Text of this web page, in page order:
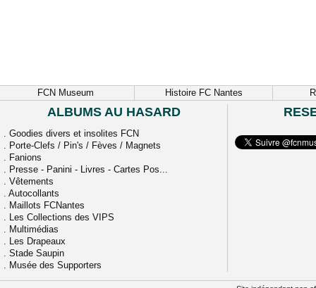
FCN Museum Histoire FC Nantes
ALBUMS AU HASARD
. Goodies divers et insolites FCN
. Porte-Clefs / Pin's / Fèves / Magnets
. Fanions
. Presse - Panini - Livres - Cartes Pos...
. Vêtements
. Autocollants
. Maillots FCNantes
. Les Collections des VIPS
. Multimédias
. Les Drapeaux
. Stade Saupin
. Musée des Supporters